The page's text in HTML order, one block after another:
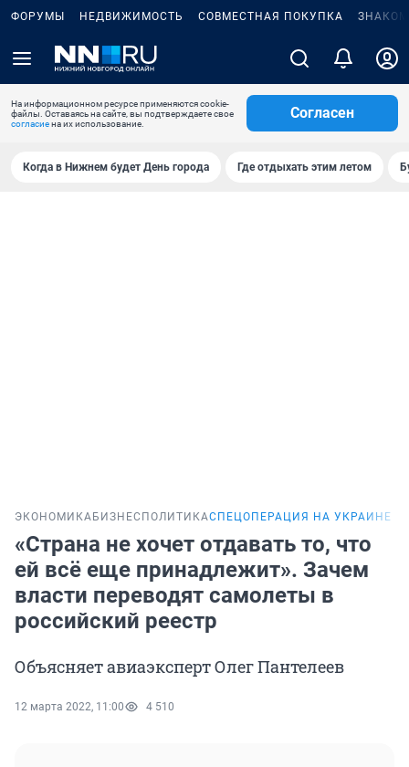
ФОРУМЫ НЕДВИЖИМОСТЬ СОВМЕСТНАЯ ПОКУПКА
На информационном ресурсе применяются cookie-
файлы. Оставаясь на сайте, вы подтверждаете свое
согласиена их использование.
Согласен
Когда в Нижнем будет День города Где отдыхать этим летом
ЭКОНОМИКА БИЗНЕС ПОЛИТИКАСПЕЦОПЕРАЦИЯ НА УКРАИНЕ
«Страна не хочет отдавать то, что
ей всё еще принадлежит». Зачем
власти переводят самолеты в
российский реестр
Объясняет авиаэксперт Олег Пантелеев
12 марта 2022, 11:00 4 510